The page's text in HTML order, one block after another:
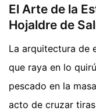
El Arte de la
Hojaldre de
La arquitectura de
que raya en lo
pescado en la
acto de cruzar